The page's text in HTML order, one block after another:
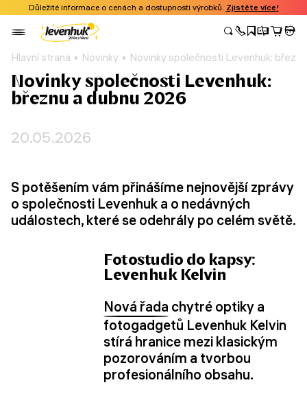
Důležité informace o cenách a dostupnosti výrobků. Zjistěte více!
Hlavní strana Novinky Novinky společnosti Levenhuk:
Novinky společnosti Levenhuk:
březnu a dubnu 2026
20.05.2026
S potěšením vám přinášíme nejnovější zprávy
o společnosti Levenhuk a o nedávných
událostech, které se odehrály po celém světě.
Fotostudio do kapsy:
Levenhuk Kelvin
Nová řada chytré optiky a
fotogadgetů Levenhuk Kelvin
stírá hranice mezi klasickým
pozorováním a tvorbou
profesionálního obsahu.